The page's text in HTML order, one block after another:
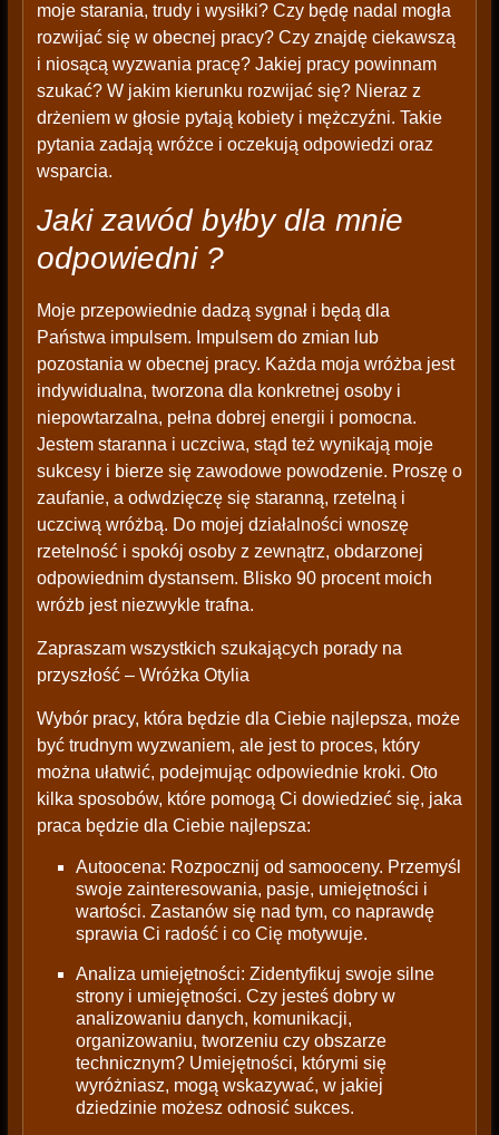
moje starania, trudy i wysiłki? Czy będę nadal mogła
rozwijać się w obecnej pracy? Czy znajdę ciekawszą
i niosącą wyzwania pracę? Jakiej pracy powinnam
szukać? W jakim kierunku rozwijać się? Nieraz z
drżeniem w głosie pytają kobiety i mężczyźni. Takie
pytania zadają wróżce i oczekują odpowiedzi oraz
wsparcia.
Jaki zawód byłby dla mnie
odpowiedni ?
Moje przepowiednie dadzą sygnał i będą dla
Państwa impulsem. Impulsem do zmian lub
pozostania w obecnej pracy. Każda moja wróżba jest
indywidualna, tworzona dla konkretnej osoby i
niepowtarzalna, pełna dobrej energii i pomocna.
Jestem staranna i uczciwa, stąd też wynikają moje
sukcesy i bierze się zawodowe powodzenie. Proszę o
zaufanie, a odwdzięczę się staranną, rzetelną i
uczciwą wróżbą. Do mojej działalności wnoszę
rzetelność i spokój osoby z zewnątrz, obdarzonej
odpowiednim dystansem. Blisko 90 procent moich
wróżb jest niezwykle trafna.
Zapraszam wszystkich szukających porady na
przyszłość – Wróżka Otylia
Wybór pracy, która będzie dla Ciebie najlepsza, może
być trudnym wyzwaniem, ale jest to proces, który
można ułatwić, podejmując odpowiednie kroki. Oto
kilka sposobów, które pomogą Ci dowiedzieć się, jaka
praca będzie dla Ciebie najlepsza:
Autoocena: Rozpocznij od samooceny. Przemyśl
swoje zainteresowania, pasje, umiejętności i
wartości. Zastanów się nad tym, co naprawdę
sprawia Ci radość i co Cię motywuje.
Analiza umiejętności: Zidentyfikuj swoje silne
strony i umiejętności. Czy jesteś dobry w
analizowaniu danych, komunikacji,
organizowaniu, tworzeniu czy obszarze
technicznym? Umiejętności, którymi się
wyróżniasz, mogą wskazywać, w jakiej
dziedzinie możesz odnosić sukces.